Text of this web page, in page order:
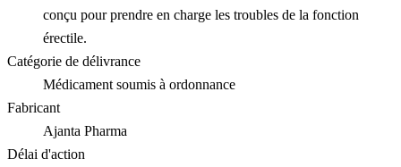
conçu pour prendre en charge les troubles de la fonction
érectile.
Catégorie de délivrance
Médicament soumis à ordonnance
Fabricant
Ajanta Pharma
Délai d'action